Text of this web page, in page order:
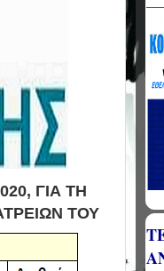
ΓΙΑ ΤΗ
ΤΟΥ